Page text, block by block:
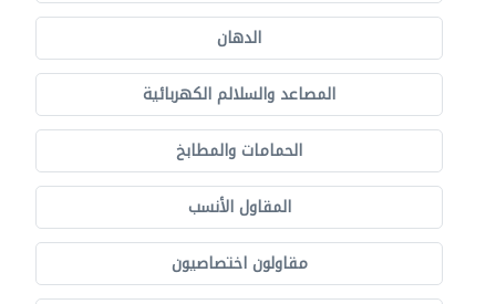
الدهان
المصاعد والسلالم الكهربائية
الحمامات والمطابخ
المقاول الأنسب
مقاولون اختصاصيون